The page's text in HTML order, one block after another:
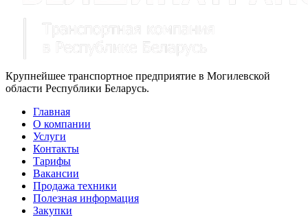
Крупнейшее транспортное предприятие в Могилевской
области Республики Беларусь.
Главная
О компании
Услуги
Контакты
Тарифы
Вакансии
Продажа техники
Полезная информация
Закупки